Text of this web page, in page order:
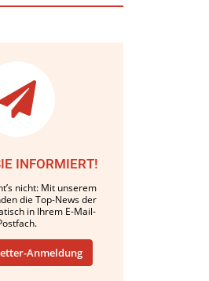
INFORMIERT!
nicht: Mit unserem
die Top-News der
in Ihrem E-Mail-
Anmeldung